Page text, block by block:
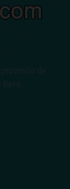
de
Rent